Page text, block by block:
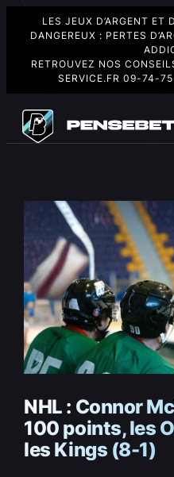
LES JEUX D’ARGENT ET
DANGEREUX : PERTES
RETROUVEZ NOS
SERVICE.FR 09-74-
contenu
NHL : Connor
100 points, les
les Kings (8-1)